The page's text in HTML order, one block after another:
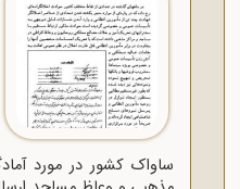
ساواک‌ کشور در مورد